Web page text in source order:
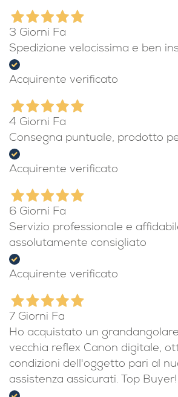
3 Giorni Fa
Spedizione velocissima e ben
Acquirente verificato
4 Giorni Fa
Consegna puntuale, prodotto
Acquirente verificato
6 Giorni Fa
Servizio professionale e
assolutamente consigliato
Acquirente verificato
7 Giorni Fa
Ho acquistato un
vecchia reflex Canon digitale,
condizioni dell'oggetto pari al
assistenza assicurati. Top Buyer!